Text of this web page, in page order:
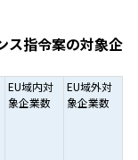
ス指令案の対象企
EU域内対
象企業数
EU域外対
象企業数